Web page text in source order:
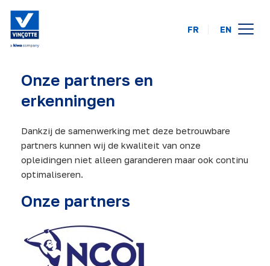
over ons
FAQ
contact
FR EN
Onze partners en
erkenningen
Dankzij de samenwerking met deze betrouwbare
partners kunnen wij de kwaliteit van onze
opleidingen niet alleen garanderen maar ook continu
optimaliseren.
Onze partners